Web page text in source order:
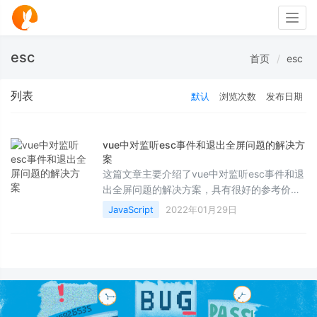
esc 首页 esc
列表 默认 浏览次数 发布日期
vue中对监听esc事件和退出全屏问题的解决方
案
这篇文章主要介绍了vue中对监听esc事件和退
出全屏问题的解决方案，具有很好的参考价
值，希望对大家有所帮助。如有错误或未考虑
完全的地方，望不吝赐教
JavaScript 2022年01月29日